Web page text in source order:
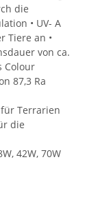
die
• UV- A
Tiere an •
von ca.
Colour
87,3 Ra
Terrarien
die
42W, 70W